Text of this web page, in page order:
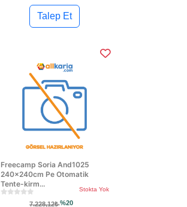
Talep Et
Freecamp Soria And1025
240x240cm Pe Otomatik
Tente-kirm...
Stokta Yok
7.228,12₺%20